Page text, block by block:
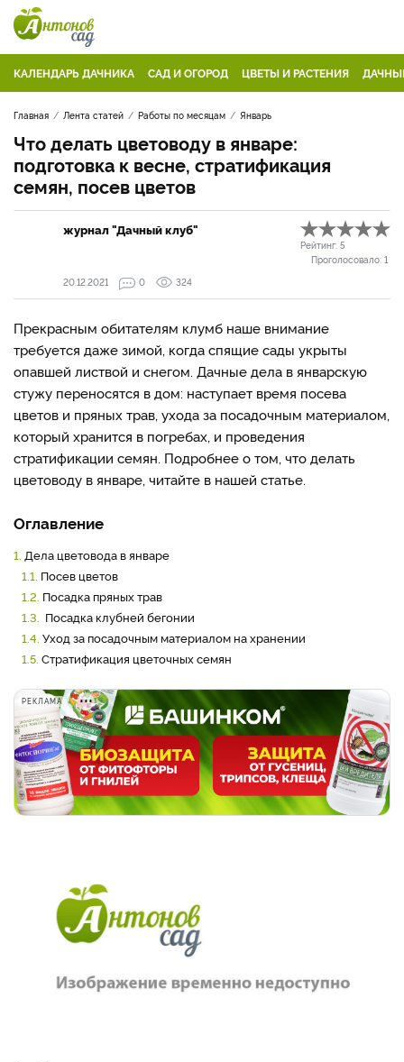
КАЛЕНДАРЬ ДАЧНИКА САД И ОГОРОД ЦВЕТЫ И РАСТЕНИЯ
Главная Лента статей Работы по месяцам Январь
Что делать цветоводу в январе:
подготовка к весне, стратификация
семян, посев цветов
журнал "Дачный клуб"
Рейтинг: 5
Проголосовало: 1
20.12.2021
0 324
Прекрасным обитателям клумб наше внимание
требуется даже зимой, когда спящие сады укрыты
опавшей листвой и снегом. Дачные дела в январскую
стужу переносятся в дом: наступает время посева
цветов и пряных трав, ухода за посадочным материалом,
который хранится в погребах, и проведения
стратификации семян. Подробнее о том, что делать
цветоводу в январе, читайте в нашей статье.
Оглавление
1. Дела цветовода в январе
1.1. Посев цветов
1.2. Посадка пряных трав
1.3.
Посадка клубней бегонии
1.4. Уход за посадочным материалом на хранении
1.5. Стратификация цветочных семян
РЕКЛАМА